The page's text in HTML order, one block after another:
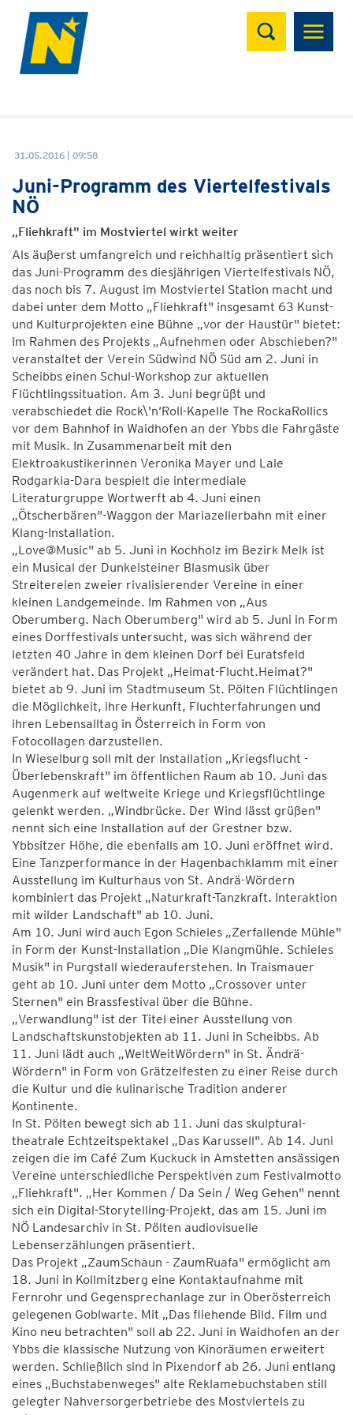
Suchen
31.05.2016 | 09:58
Juni-Programm des Viertelfestivals
NÖ
„Fliehkraft" im Mostviertel wirkt weiter
Als äußerst umfangreich und reichhaltig präsentiert sich
das Juni-Programm des diesjährigen Viertelfestivals NÖ,
das noch bis 7. August im Mostviertel Station macht und
dabei unter dem Motto „Fliehkraft" insgesamt 63 Kunst-
und Kulturprojekten eine Bühne „vor der Haustür" bietet:
Im Rahmen des Projekts „Aufnehmen oder Abschieben?"
veranstaltet der Verein Südwind NÖ Süd am 2. Juni in
Scheibbs einen Schul-Workshop zur aktuellen
Flüchtlingssituation. Am 3. Juni begrüßt und
verabschiedet die Rock\'n‘Roll-Kapelle The RockaRollics
vor dem Bahnhof in Waidhofen an der Ybbs die Fahrgäste
mit Musik. In Zusammenarbeit mit den
Elektroakustikerinnen Veronika Mayer und Lale
Rodgarkia-Dara bespielt die intermediale
Literaturgruppe Wortwerft ab 4. Juni einen
„Ötscherbären"-Waggon der Mariazellerbahn mit einer
Klang-Installation.
„Love@Music" ab 5. Juni in Kochholz im Bezirk Melk ist
ein Musical der Dunkelsteiner Blasmusik über
Streitereien zweier rivalisierender Vereine in einer
kleinen Landgemeinde. Im Rahmen von „Aus
Oberumberg. Nach Oberumberg" wird ab 5. Juni in Form
eines Dorffestivals untersucht, was sich während der
letzten 40 Jahre in dem kleinen Dorf bei Euratsfeld
verändert hat. Das Projekt „Heimat-Flucht.Heimat?"
bietet ab 9. Juni im Stadtmuseum St. Pölten Flüchtlingen
die Möglichkeit, ihre Herkunft, Fluchterfahrungen und
ihren Lebensalltag in Österreich in Form von
Fotocollagen darzustellen.
In Wieselburg soll mit der Installation „Kriegsflucht -
Überlebenskraft" im öffentlichen Raum ab 10. Juni das
Augenmerk auf weltweite Kriege und Kriegsflüchtlinge
gelenkt werden. „Windbrücke. Der Wind lässt grüßen"
nennt sich eine Installation auf der Grestner bzw.
Ybbsitzer Höhe, die ebenfalls am 10. Juni eröffnet wird.
Eine Tanzperformance in der Hagenbachklamm mit einer
Ausstellung im Kulturhaus von St. Andrä-Wördern
kombiniert das Projekt „Naturkraft-Tanzkraft. Interaktion
mit wilder Landschaft" ab 10. Juni.
Am 10. Juni wird auch Egon Schieles „Zerfallende Mühle"
in Form der Kunst-Installation „Die Klangmühle. Schieles
Musik" in Purgstall wiederauferstehen. In Traismauer
geht ab 10. Juni unter dem Motto „Crossover unter
Sternen" ein Brassfestival über die Bühne.
„Verwandlung" ist der Titel einer Ausstellung von
Landschaftskunstobjekten ab 11. Juni in Scheibbs. Ab
11. Juni lädt auch „WeltWeitWördern" in St. Ändrä-
Wördern" in Form von Grätzelfesten zu einer Reise durch
die Kultur und die kulinarische Tradition anderer
Kontinente.
In St. Pölten bewegt sich ab 11. Juni das skulptural-
theatrale Echtzeitspektakel „Das Karussell". Ab 14. Juni
zeigen die im Café Zum Kuckuck in Amstetten ansässigen
Vereine unterschiedliche Perspektiven zum Festivalmotto
„Fliehkraft". „Her Kommen / Da Sein / Weg Gehen" nennt
sich ein Digital-Storytelling-Projekt, das am 15. Juni im
NÖ Landesarchiv in St. Pölten audiovisuelle
Lebenserzählungen präsentiert.
Das Projekt „ZaumSchaun - ZaumRuafa" ermöglicht am
18. Juni in Kollmitzberg eine Kontaktaufnahme mit
Fernrohr und Gegensprechanlage zur in Oberösterreich
gelegenen Goblwarte. Mit „Das fliehende Bild. Film und
Kino neu betrachten" soll ab 22. Juni in Waidhofen an der
Ybbs die klassische Nutzung von Kinoräumen erweitert
werden. Schließlich sind in Pixendorf ab 26. Juni entlang
eines „Buchstabenweges" alte Reklamebuchstaben still
gelegter Nahversorgerbetriebe des Mostviertels zu